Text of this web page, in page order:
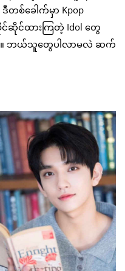
တစ်ခေါက်မှာ Kpop
င်ထားကြတဲ့ Idol တွေ
ယ်။ ဘယ်သူတွေပါလာမလဲ ဆက်